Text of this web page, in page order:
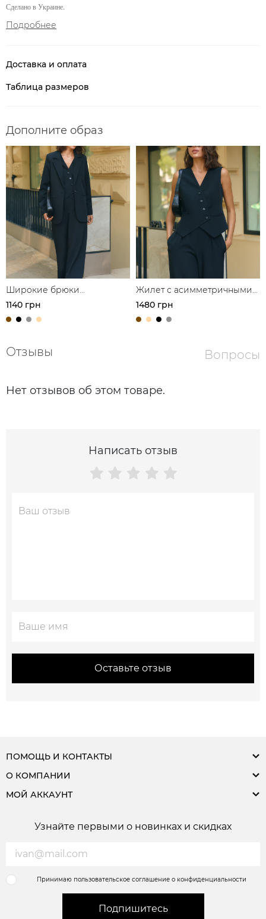
Сделано в Украине.
Подробнее
Доставка и оплата
Таблица размеров
Дополните образ
Широкие брюки
свободного кроя з
защипами из костюмной
1140 грн
Жилет с асимметричными
пуговицами из костюмной
ткани
1480 грн
Отзывы Вопросы
Нет отзывов об этом товаре.
Написать отзыв
Оставьте отзыв
ПОМОЩЬ И КОНТАКТЫ
О КОМПАНИИ
МОЙ АККАУНТ
Узнайте первыми о новинках и скидках
Принимаю пользовательское соглашение о конфиденциальности
Подпишитесь